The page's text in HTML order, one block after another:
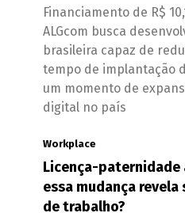
Financiamento de R$
ALGcom busca
brasileira capaz de
tempo de implantação
um momento de
digital no país
Workplace
Licença-paternidade
essa mudança
de trabalho?